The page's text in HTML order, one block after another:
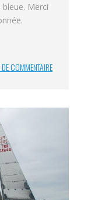
Merci
COMMENTAIRE